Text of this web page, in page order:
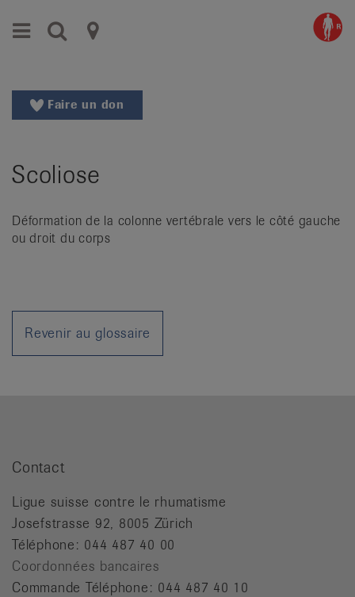
vers
au
Aller
Changer
de
Changer
de
Faire un don
Scoliose
Déformation de la colonne vertébrale vers le côté gauche
ou droit du corps
Revenir au glossaire
Contact
Ligue suisse contre le rhumatisme
Josefstrasse 92, 8005 Zürich
Téléphone: 044 487 40 00
Coordonnées bancaires
Commande Téléphone: 044 487 40 10
Menu Recherche
Ligues
contre
le
|
nationales